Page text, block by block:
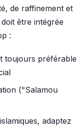
de raffinement et
être intégrée
:
toujours préférable
("Salamou
adaptez